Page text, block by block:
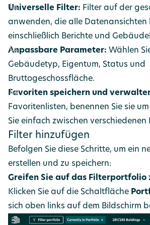
Universelle Filter: Filter auf der
anwenden, die alle Datenansichten
einschließlich Berichte und
Anpassbare Parameter: Wählen
Gebäudetyp, Eigentum, Status und
Bruttogeschossfläche.
Favoriten speichern und
Favoritenlisten, benennen Sie sie
Sie einfach zwischen
Filter hinzufügen
Befolgen Sie diese Schritte, um ein
erstellen und zu speichern:
Greifen Sie auf das Filterportfolio
Klicken Sie auf die Schaltfläche
sich oben links auf dem Bildschirm